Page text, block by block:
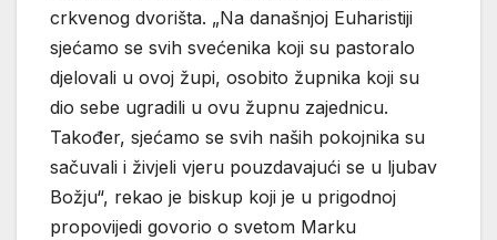
crkvenog dvorišta. „Na današnjoj Euharistiji
sjećamo se svih svećenika koji su pastoralo
djelovali u ovoj župi, osobito župnika koji su
dio sebe ugradili u ovu župnu zajednicu.
Također, sjećamo se svih naših pokojnika su
sačuvali i živjeli vjeru pouzdavajući se u ljubav
Božju“, rekao je biskup koji je u prigodnoj
propovijedi govorio o svetom Marku